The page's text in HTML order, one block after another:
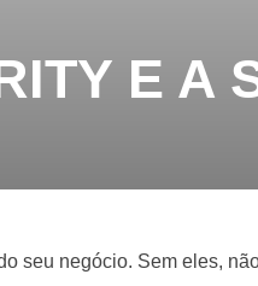
E A
seu negócio. Sem eles,